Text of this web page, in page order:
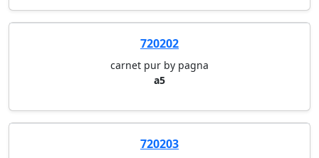
720202
carnet pur by pagna
a5
720203